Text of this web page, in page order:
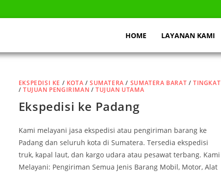
HOME LAYANAN KAMI
EKSPEDISI KE / KOTA /SUMATERA / SUMATERA BARAT / TINGKAT
/TUJUAN PENGIRIMAN /TUJUAN UTAMA
Ekspedisi ke Padang
Kami melayani jasa ekspedisi atau pengiriman barang ke
Padang dan seluruh kota di Sumatera. Tersedia ekspedisi
truk, kapal laut, dan kargo udara atau pesawat terbang. Kami
Melayani: Pengiriman Semua Jenis Barang Mobil, Motor, Alat